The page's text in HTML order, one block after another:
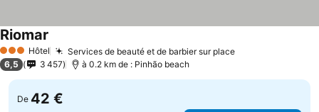
3 ÉtoilesHôtel Services de beauté et de barbier sur placeConsulter les
Riomar
6,5 3 457 à 0.2 km de : Pinhão beach
De 42 €